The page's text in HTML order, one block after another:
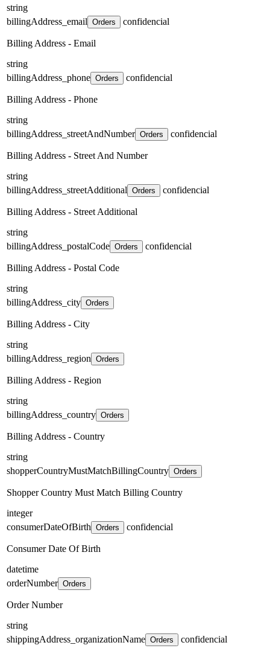
string
billingAddress_email Orders confidencial
Billing Address - Email
string
billingAddress_phone Orders confidencial
Billing Address - Phone
string
billingAddress_streetAndNumber Orders confidencial
Billing Address - Street And Number
string
billingAddress_streetAdditional Orders confidencial
Billing Address - Street Additional
string
billingAddress_postalCode Orders confidencial
Billing Address - Postal Code
string
billingAddress_city Orders
Billing Address - City
string
billingAddress_region Orders
Billing Address - Region
string
billingAddress_country Orders
Billing Address - Country
string
shopperCountryMustMatchBillingCountry Orders
Shopper Country Must Match Billing Country
integer
consumerDateOfBirth Orders confidencial
Consumer Date Of Birth
datetime
orderNumber Orders
Order Number
string
shippingAddress_organizationName Orders confidencial